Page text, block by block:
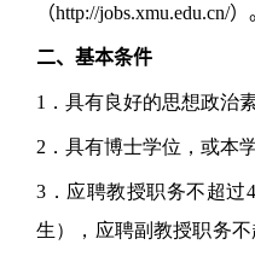
（http://jobs.xmu.edu.cn/）
二、基本条件
1．具有良好的思想政治
2．具有博士学位，或本
3．应聘教授职务不超过
生），应聘副教授职务不